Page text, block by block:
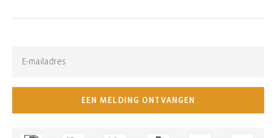
EEN MELDING ONTVANGEN